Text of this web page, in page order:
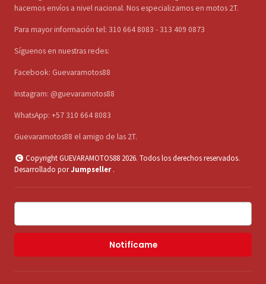
hacemos envíos a nivel nacional. Nos especializamos en motos 2T.
Para mayor información tel: 310 664 8083 - 313 409 0873
Síguenos en nuestras redes:
Facebook: Guevaramotos88
Instagram: @guevaramotos88
WhatsApp: +57 310 664 8083
Guevaramotos88 el amigo de las 2T.
Copyright GUEVARAMOTOS88 2026. Todos los derechos reservados.
Desarrollado porJumpseller .
Notifícame